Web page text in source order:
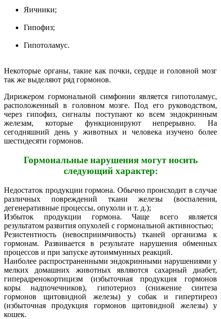
Яичники;
Гипофиз;
Гипотоламус.
Некоторые органы, такие как почки, сердце и головной мозг
так же выделяют ряд гормонов.
Дирижером гормональной симфонии является гипотоламус,
расположенный в головном мозге. Под его руководством,
через гипофиз, сигналы поступают ко всем эндокринным
железам, которые функционируют непрерывно. На
сегодняшний день у животных и человека изучено более
шестидесяти гормонов.
Гормональные нарушения могут носить
следующий характер:
Недостаток продукции гормона. Обычно происходит в случае
различных повреждений ткани железы (воспаления,
дегенеративные процессы, опухоли и т. д.);
Избыток продукции гормона. Чаще всего является
результатом развития опухолей с гормональной активностью;
Резистентность (невосприимчивость) тканей организма к
гормонам. Развивается в результате нарушения обменных
процессов и при запуске аутоиммунных реакций.
Наиболее распространенными эндокринными нарушениями у
мелких домашних животных являются сахарный диабет,
гиперадренокортицизм (избыточная продукция гормонов
коры надпочечников), гипотериоз (снижение синтеза
гормонов щитовидной железы) у собак и гипертиреоз
(избыточная продукция гормонов щитовидной железы) у
кошек.